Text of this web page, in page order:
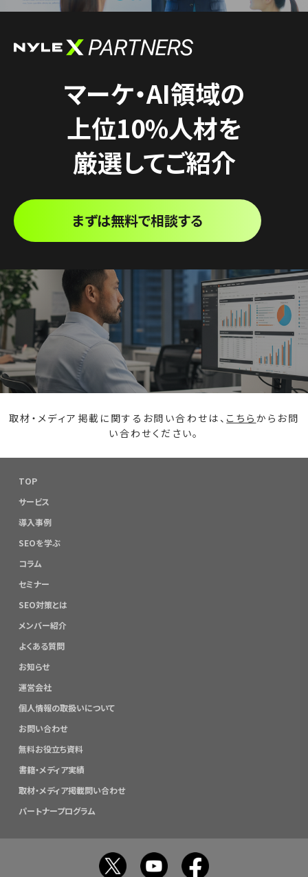
マーケ・AI領域の
上位10%人材を
厳選してご紹介
まずは無料で相談する
取材・メディア掲載に関するお問い合わせは、 こちら からお問
い合わせください。
TOP
サービス
導入事例
SEOを学ぶ
コラム
セミナー
SEO対策とは
メンバー紹介
よくある質問
お知らせ
運営会社
個人情報の取扱いについて
お問い合わせ
無料お役立ち資料
書籍・メディア実績
取材・メディア掲載問い合わせ
パートナープログラム